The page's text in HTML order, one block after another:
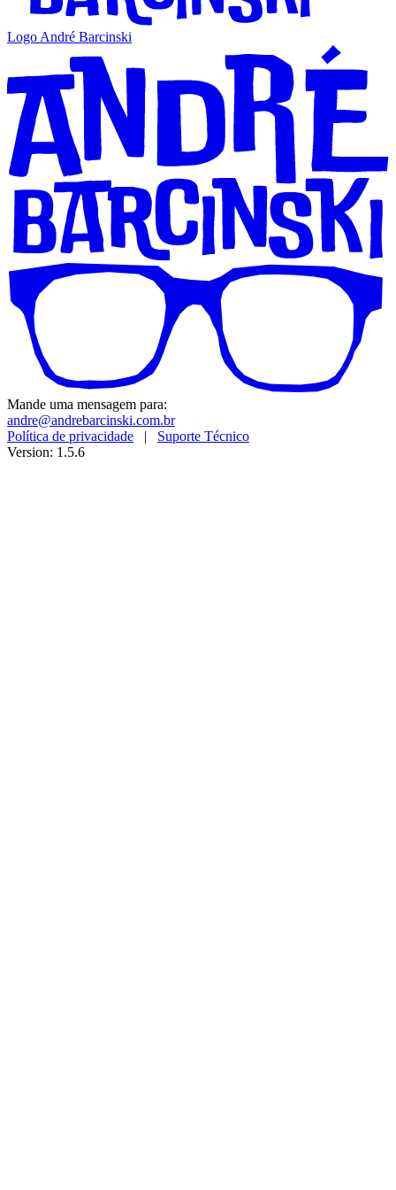
Logo André Barcinski
Mande uma mensagem para:
andre@andrebarcinski.com.br
Política de privacidade | Suporte Técnico
Version: 1.5.6